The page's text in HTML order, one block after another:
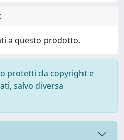
a questo prodotto.
protetti da copyright e
salvo diversa